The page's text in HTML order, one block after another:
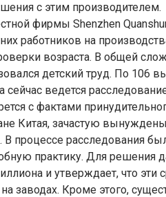
с этим производителем.
фирмы Shenzhen
работников на
возраста. В общей
детский труд. По 106
сейчас ведется
с фактами
Китая, зачастую
В процессе расследования
практику. Для решения
и утверждает, что эти
заводах. Кроме этого,